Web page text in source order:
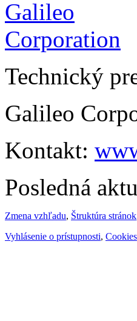
Technický
Galileo
Kontakt:
Posledná
Zmena vzhľadu, Štruktúra stránok
Vyhlásenie o prístupnosti, Cookies